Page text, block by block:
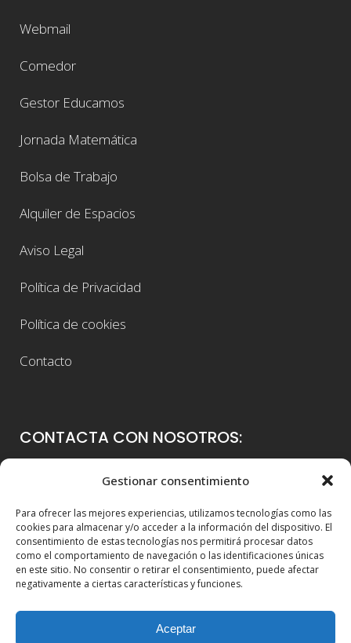
Gestionar consentimiento
Para ofrecer las mejores experiencias, utilizamos tecnologías como las
cookies para almacenar y/o acceder a la información del dispositivo. El
consentimiento de estas tecnologías nos permitirá procesar datos
como el comportamiento de navegación o las identificaciones únicas
en este sitio. No consentir o retirar el consentimiento, puede afectar
negativamente a ciertas características y funciones.
Aceptar
Webmail
Comedor
Gestor Educamos
Jornada Matemática
Bolsa de Trabajo
Alquiler de Espacios
Aviso Legal
Política de Privacidad
Política de cookies
Contacto
CONTACTA CON NOSOTROS:
Colegio Guadalaviar
46021 Valencia
96 339 36 00
info@colegioguadalaviar.es